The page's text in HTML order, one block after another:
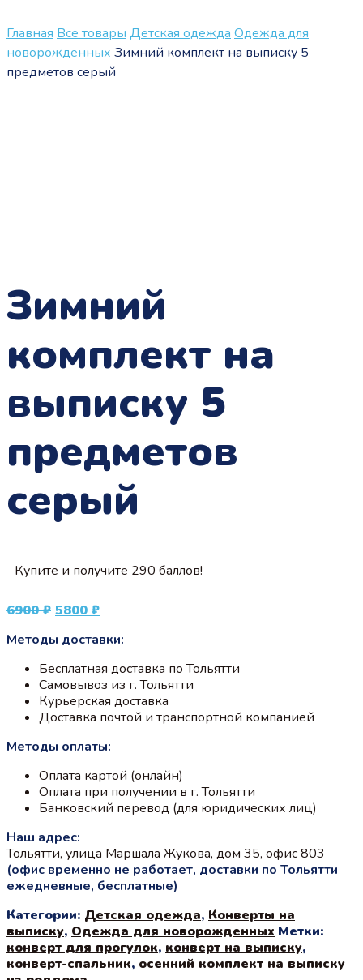
Главная Все товары Детская одежда Одежда для
новорожденных Зимний комплект на выписку 5
предметов серый
Зимний
комплект на
выписку 5
предметов
серый
Купите и получите 290 баллов!
6900₽ Первоначальная
составляла
5800 ₽Текущая
5800 ₽.
Методы доставки:
Бесплатная доставка по Тольятти
Самовывоз из г. Тольятти
Курьерская доставка
Доставка почтой и транспортной компанией
Методы оплаты:
Оплата картой (онлайн)
Оплата при получении в г. Тольятти
Банковский перевод (для юридических лиц)
Наш адрес:
Тольятти, улица Маршала Жукова, дом 35, офис 803
(офис временно не работает, доставки по Тольятти
ежедневные, бесплатные)
Категории: Детская одежда, Конверты на
выписку, Одежда для новорожденных Метки:
конверт для прогулок, конверт на выписку,
конверт-спальник, осенний комплект на выписку